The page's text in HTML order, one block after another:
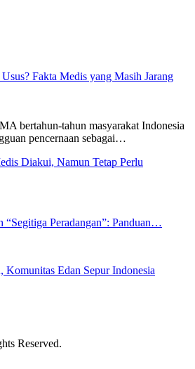
Fakta Medis yang Masih Jarang
bertahun-tahun masyarakat Indonesia
pencernaan sebagai…
Diakui, Namun Tetap Perlu
“Segitiga Peradangan”: Panduan…
Komunitas Edan Sepur Indonesia
Reserved.